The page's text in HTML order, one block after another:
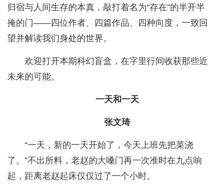
归宿与人间生存的本真，敲打着名为“存在”的半开半
掩的门——四位作者、四篇作品、四种向度，一致回
望并解读我们身处的世界。
欢迎打开本期科幻盲盒，在字里行间收获那些近
未来的可能。
一天和一天
张文琦
“一天，新的一天开始了，今天上班先把菜浇
了。”不出所料，老赵的大嗓门再一次准时在九点响
起，距离老赵起床仅仅过了一个小时。